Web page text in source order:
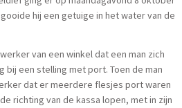
hij een getuige in het water van de
van een winkel dat een man zich
bij een stelling met port. Toen de man
dat er meerdere flesjes port waren
richting van de kassa lopen, met in zijn